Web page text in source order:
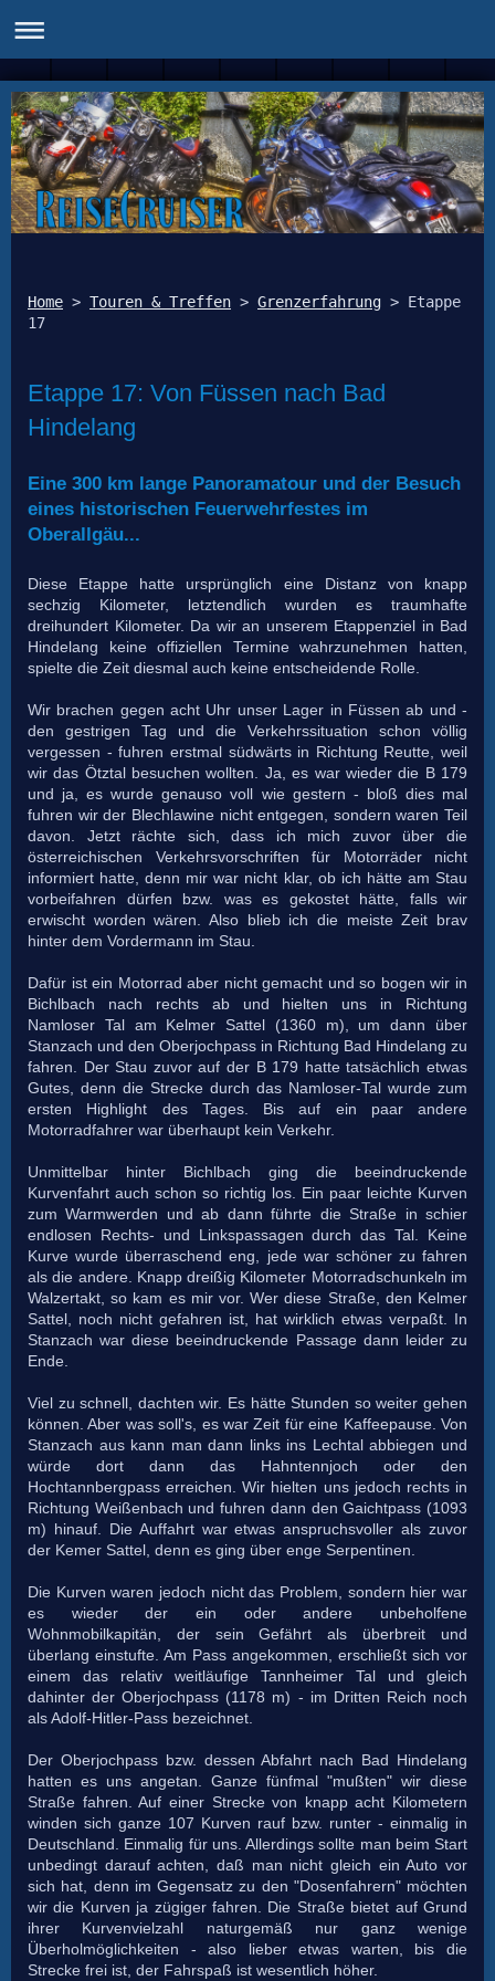
Home > Touren & Treffen > Grenzerfahrung > Etappe
Etappe 17: Von Füssen nach Bad
Hindelang
Eine 300 km lange Panoramatour und der Besuch
eines historischen Feuerwehrfestes im
Oberallgäu...
Diese Etappe hatte ursprünglich eine Distanz von knapp
sechzig Kilometer, letztendlich wurden es traumhafte
dreihundert Kilometer. Da wir an unserem Etappenziel in Bad
Hindelang keine offiziellen Termine wahrzunehmen hatten,
spielte die Zeit diesmal auch keine entscheidende Rolle.
Wir brachen gegen acht Uhr unser Lager in Füssen ab und -
den gestrigen Tag und die Verkehrssituation schon völlig
vergessen - fuhren erstmal südwärts in Richtung Reutte, weil
wir das Ötztal besuchen wollten. Ja, es war wieder die B 179
und ja, es wurde genauso voll wie gestern - bloß dies mal
fuhren wir der Blechlawine nicht entgegen, sondern waren Teil
davon. Jetzt rächte sich, dass ich mich zuvor über die
österreichischen Verkehrsvorschriften für Motorräder nicht
informiert hatte, denn mir war nicht klar, ob ich hätte am Stau
vorbeifahren dürfen bzw. was es gekostet hätte, falls wir
erwischt worden wären. Also blieb ich die meiste Zeit brav
hinter dem Vordermann im Stau.
Dafür ist ein Motorrad aber nicht gemacht und so bogen wir in
Bichlbach nach rechts ab und hielten uns in Richtung
Namloser Tal am Kelmer Sattel (1360 m), um dann über
Stanzach und den Oberjochpass in Richtung Bad Hindelang zu
fahren. Der Stau zuvor auf der B 179 hatte tatsächlich etwas
Gutes, denn die Strecke durch das Namloser-Tal wurde zum
ersten Highlight des Tages. Bis auf ein paar andere
Motorradfahrer war überhaupt kein Verkehr.
Unmittelbar hinter Bichlbach ging die beeindruckende
Kurvenfahrt auch schon so richtig los. Ein paar leichte Kurven
zum Warmwerden und ab dann führte die Straße in schier
endlosen Rechts- und Linkspassagen durch das Tal. Keine
Kurve wurde überraschend eng, jede war schöner zu fahren
als die andere. Knapp dreißig Kilometer Motorradschunkeln im
Walzertakt, so kam es mir vor. Wer diese Straße, den Kelmer
Sattel, noch nicht gefahren ist, hat wirklich etwas verpaßt. In
Stanzach war diese beeindruckende Passage dann leider zu
Ende.
Viel zu schnell, dachten wir. Es hätte Stunden so weiter gehen
können. Aber was soll's, es war Zeit für eine Kaffeepause. Von
Stanzach aus kann man dann links ins Lechtal abbiegen und
würde dort dann das Hahntennjoch oder den
Hochtannbergpass erreichen. Wir hielten uns jedoch rechts in
Richtung Weißenbach und fuhren dann den Gaichtpass (1093
m) hinauf. Die Auffahrt war etwas anspruchsvoller als zuvor
der Kemer Sattel, denn es ging über enge Serpentinen.
Die Kurven waren jedoch nicht das Problem, sondern hier war
es wieder der ein oder andere unbeholfene
Wohnmobilkapitän, der sein Gefährt als überbreit und
überlang einstufte. Am Pass angekommen, erschließt sich vor
einem das relativ weitläufige Tannheimer Tal und gleich
dahinter der Oberjochpass (1178 m) - im Dritten Reich noch
als Adolf-Hitler-Pass bezeichnet.
Der Oberjochpass bzw. dessen Abfahrt nach Bad Hindelang
hatten es uns angetan. Ganze fünfmal "mußten" wir diese
Straße fahren. Auf einer Strecke von knapp acht Kilometern
winden sich ganze 107 Kurven rauf bzw. runter - einmalig in
Deutschland. Einmalig für uns. Allerdings sollte man beim Start
unbedingt darauf achten, daß man nicht gleich ein Auto vor
sich hat, denn im Gegensatz zu den "Dosenfahrern" möchten
wir die Kurven ja zügiger fahren. Die Straße bietet auf Grund
ihrer Kurvenvielzahl naturgemäß nur ganz wenige
Überholmöglichkeiten - also lieber etwas warten, bis die
Strecke frei ist, der Fahrspaß ist wesentlich höher.